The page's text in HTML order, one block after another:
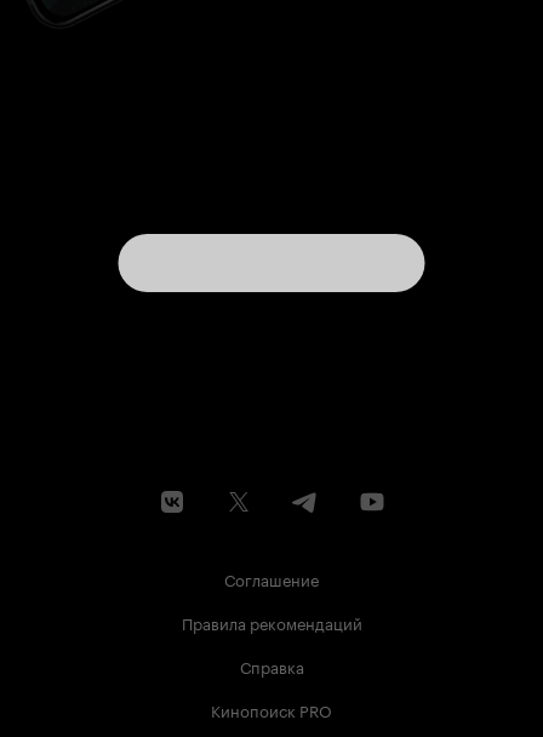
Соглашение
Правила рекомендаций
Справка
Кинопоиск PRO